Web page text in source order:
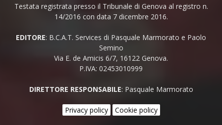
Testata registrata presso il Tribunale di Genova al registro n.
14/2016 con data 7 dicembre 2016.
EDITORE: B.C.A.T. Services di Pasquale Marmorato e Paolo
Semino
Via E. de Amicis 6/7, 16122 Genova.
P.IVA: 02453010999
DIRETTORE RESPONSABILE: Pasquale Marmorato
Privacy policy Cookie policy